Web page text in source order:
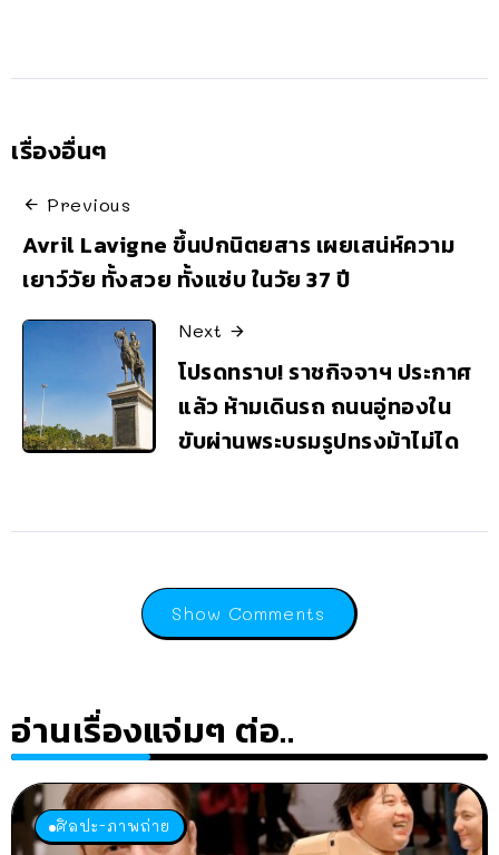
เรื่องอื่นๆ
Previous
Avril Lavigne ขึ้นปกนิตยสาร เผยเสน่ห์ความ
เยาว์วัย ทั้งสวย ทั้งแซ่บ ในวัย 37 ปี
Next
โปรดทราบ! ราชกิจจาฯ ประกาศ
แล้ว ห้ามเดินรถ ถนนอู่ทองใน
ขับผ่านพระบรมรูปทรงม้าไม่ได
Show Comments
อ่านเรื่องแจ่มๆ ต่อ..
ศิลปะ-ภาพถ่าย